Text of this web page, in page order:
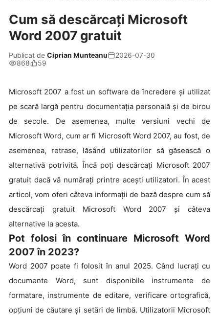
Cum să descărcați Microsoft
Word 2007 gratuit
Publicat de Ciprian Munteanu
2026-07-30
868
59
Microsoft 2007 a fost un software de încredere și utilizat
pe scară largă pentru documentația personală și de birou
de secole. De asemenea, multe versiuni vechi de
Microsoft Word, cum ar fi Microsoft Word 2007, au fost, de
asemenea, retrase, lăsând utilizatorilor să găsească o
alternativă potrivită. Încă poți descărcați Microsoft 2007
gratuit dacă vă numărați printre acești utilizatori. În acest
articol, vom oferi câteva informații de bază despre cum să
descărcați gratuit Microsoft Word 2007 și câteva
alternative la acesta.
Pot folosi în continuare Microsoft Word
2007 în 2023?
Word 2007 poate fi folosit în anul 2025. Când lucrați cu
documente Word, sunt disponibile instrumente de
formatare, instrumente de editare, verificare ortografică,
opțiuni de căutare și setări de limbă. Utilizatorii Microsoft